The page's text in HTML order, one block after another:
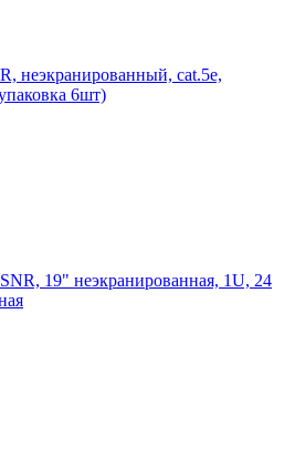
неэкранированный, cat.5e,
6шт)
19" неэкранированная, 1U, 24